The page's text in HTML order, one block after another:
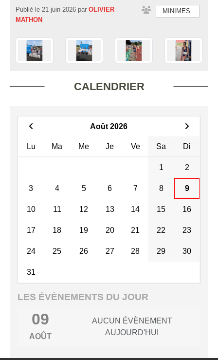
MINIMES
Publié le 21 juin 2026 par OLIVIER
MATHON
CALENDRIER
Août 2026
Lu Ma Me Je Ve Sa Di
1 2
3 4 5 6 7 8 9
10 11 12 13 14 15 16
17 18 19 20 21 22 23
24 25 26 27 28 29 30
31
LES ÉVÈNEMENTS DU JOUR
09
AOÛT
AUCUN ÉVÈNEMENT
AUJOURD'HUI